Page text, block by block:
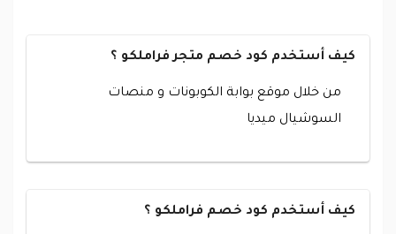
كيف أستخدم كود خصم متجر فراملكو ؟
من خلال موقع بوابة الكوبونات و منصات
السوشيال ميديا
كيف أستخدم كود خصم فراملكو ؟